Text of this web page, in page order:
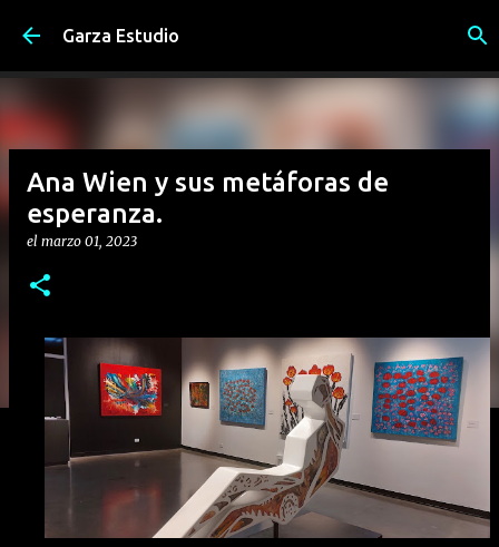
Ir al contenido principal
Garza Estudio
Ana Wien y sus metáforas de
esperanza.
el marzo 01, 2023